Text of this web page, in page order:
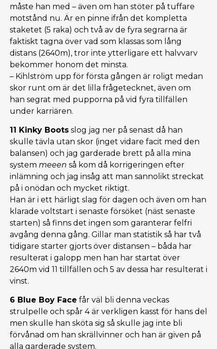
måste han med – även om han stöter på tuffare
motstånd nu. Är en pinne ifrån det kompletta
staketet (5 raka) och två av de fyra segrarna är
faktiskt tagna över vad som klassas som lång
distans (2640m), tror inte ytterligare ett halvvarv
bekommer honom det minsta.
– Kihlström upp för första gången är roligt medan
skor runt om är det lilla frågetecknet, även om
han segrat med pupporna på vid fyra tillfällen
under karriären.
11 Kinky Boots slog jag ner på senast då han
skulle tävla utan skor (inget vidare facit med den
balansen) och jag garderade brett på alla mina
system meeen så kom då korrigeringen efter
inlämning och jag insåg att man sannolikt streckat
på i onödan och mycket riktigt.
Han är i ett härligt slag för dagen och även om han
klarade voltstart i senaste försöket (näst senaste
starten) så finns det ingen som garanterar felfri
avgång denna gång. Gillar man statistik så har två
tidigare starter gjorts över distansen – båda har
resulterat i galopp men han har startat över
2640m vid 11 tillfällen och 5 av dessa har resulterat i
vinst.
6 Blue Boy Face får väl bli denna veckas
strulpelle och spår 4 är verkligen kasst för hans del
men skulle han sköta sig så skulle jag inte bli
förvånad om han skrällvinner och han är given på
alla garderade system.